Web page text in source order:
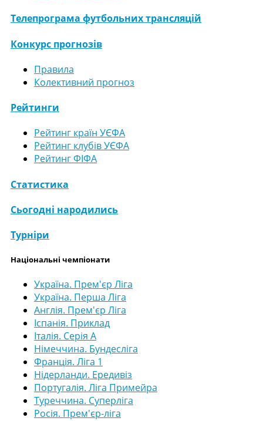
Телепрограма футбольних трансляцій
Конкурс прогнозів
Правила
Колективний прогноз
Рейтинги
Рейтинг країн УЄФА
Рейтинг клубів УЄФА
Рейтинг ФІФА
Статистика
Сьогодні народились
Турніри
Національні чемпіонати
Україна. Прем'єр Ліга
Україна. Перша Ліга
Англія. Прем'єр Ліга
Іспанія. Приклад
Італія. Серія А
Німеччина. Бундесліга
Франція. Ліга 1
Нідерланди. Ередивіз
Португалія. Ліга Примейра
Туреччина. Суперліга
Росія. Прем'єр-ліга